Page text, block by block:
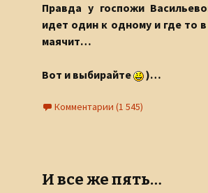
Правда у госпожи
идет один к одному и где то
маячит…
Вот и выбирайте )…
Комментарии (1 545)
И все же пять…